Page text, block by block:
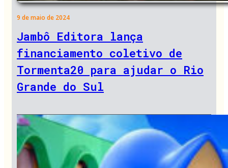
9 de maio de 2024
Jambô Editora lança
financiamento coletivo de
Tormenta20 para ajudar o Rio
Grande do Sul